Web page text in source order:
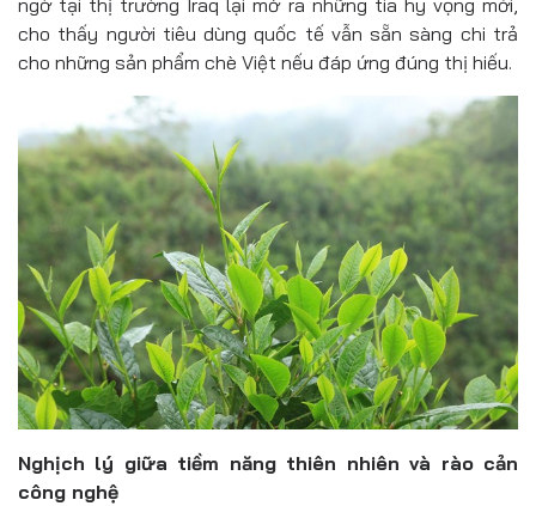
ngờ tại thị trường Iraq lại mở ra những tia hy vọng mới,
cho thấy người tiêu dùng quốc tế vẫn sẵn sàng chi trả
cho những sản phẩm chè Việt nếu đáp ứng đúng thị hiếu.
Nghịch lý giữa tiềm năng thiên nhiên và rào cản
công nghệ